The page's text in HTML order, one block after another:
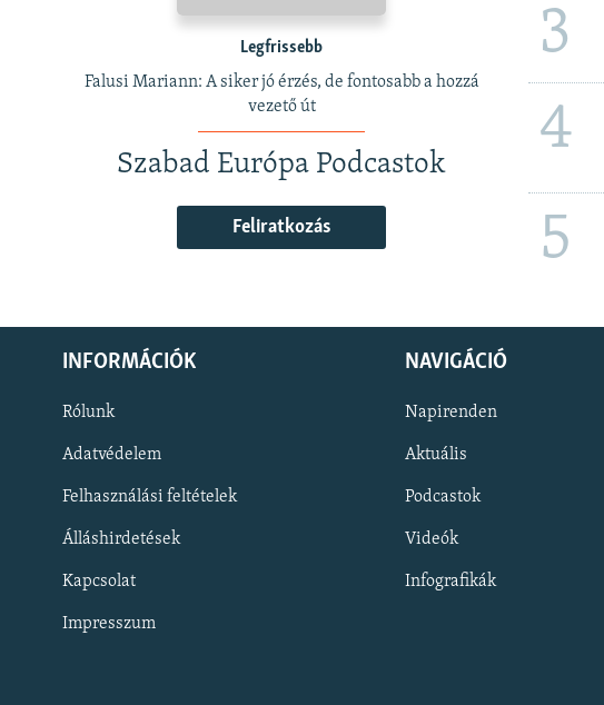
Legfrissebb
Falusi Mariann: A siker jó érzés, de fontosabb a hozzá
vezető út
Szabad Európa Podcastok
Feliratkozás
3
4
5
INFORMÁCIÓK
Rólunk
Adatvédelem
Felhasználási feltételek
Álláshirdetések
Kapcsolat
Impresszum
NAVIGÁCIÓ
Napirenden
Aktuális
Podcastok
Videók
Infografikák